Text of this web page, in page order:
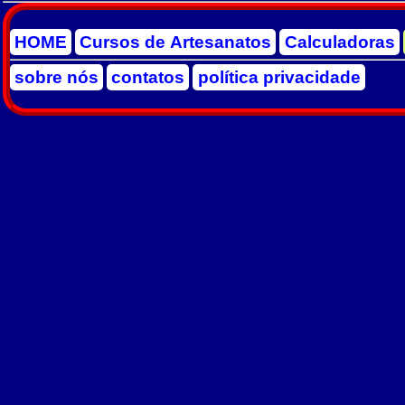
HOME Cursos de Artesanatos Calculadoras
sobre nós
contatos política privacidade